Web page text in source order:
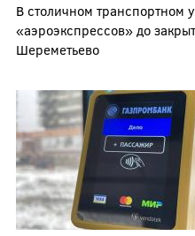
В столичном транспортном
«аэроэкспрессов» до
Шереметьево